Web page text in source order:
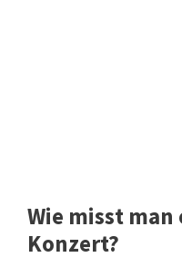
Wie misst man
Konzert?